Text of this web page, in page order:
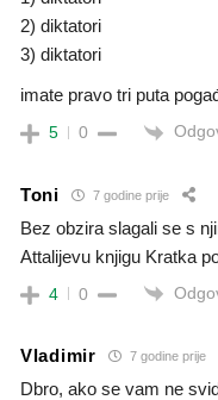
2) diktatori
3) diktatori
imate pravo tri puta
5 0
Toni 7 godine prije
Bez obzira slagali se s
Attalijevu knjigu Kratka
4 0
Vladimir 7 godine prije
Dbro, ako se vam ne